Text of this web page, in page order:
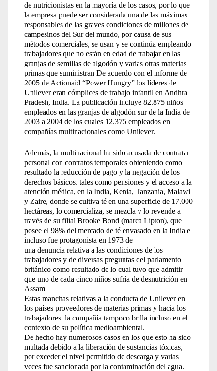
de nutricionistas en la mayoría de los casos, por lo que
la empresa puede ser considerada una de las máximas
responsables de las graves condiciones de millones de
campesinos del Sur del mundo, por causa de sus
métodos comerciales, se usan y se continúa empleando
trabajadores que no están en edad de trabajar en las
granjas de semillas de algodón y varias otras materias
primas que suministran De acuerdo con el informe de
2005 de Actionaid “Power Hungry” los líderes de
Unilever eran cómplices de trabajo infantil en Andhra
Pradesh, India. La publicación incluye 82.875 niños
empleados en las granjas de algodón sur de la India de
2003 a 2004 de los cuales 12.375 empleados en
compañías multinacionales como Unilever.
Además, la multinacional ha sido acusada de contratar
personal con contratos temporales obteniendo como
resultado la reducción de pago y la negación de los
derechos básicos, tales como pensiones y el acceso a la
atención médica, en la India, Kenia, Tanzania, Malawi
y Zaire, donde se cultiva té en una superficie de 17.000
hectáreas, lo comercializa, se mezcla y lo revende a
través de su filial Brooke Bond (marca Lipton), que
posee el 98% del mercado de té envasado en la India e
incluso fue protagonista en 1973 de
una denuncia relativa a las condiciones de los
trabajadores y de diversas preguntas del parlamento
británico como resultado de lo cual tuvo que admitir
que uno de cada cinco niños sufría de desnutrición en
Assam.
Estas manchas relativas a la conducta de Unilever en
los países proveedores de materias primas y hacia los
trabajadores, la compañía tampoco brilla incluso en el
contexto de su política medioambiental.
De hecho hay numerosos casos en los que esto ha sido
multada debido a la liberación de sustancias tóxicas,
por exceder el nivel permitido de descarga y varias
veces fue sancionada por la contaminación del agua.